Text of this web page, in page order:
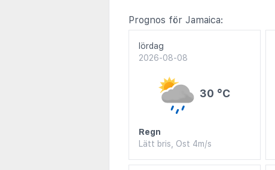
Prognos för Jamaica:
lördag
2026-08-08
30 °C
Regn
Lätt bris, Ost 4m/s